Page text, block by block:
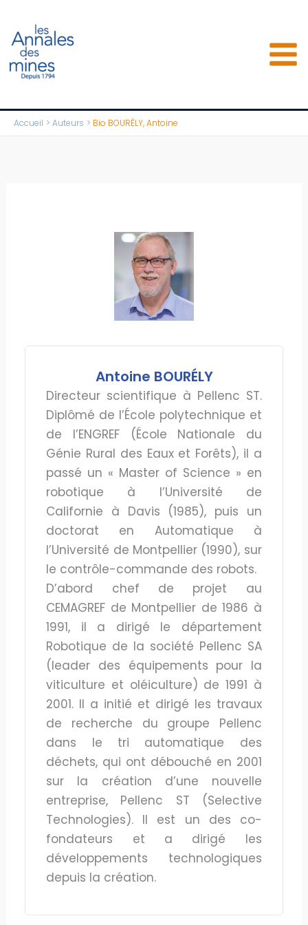
contenu
Accueil Auteurs Bio BOURÉLY, Antoine
Antoine BOURÉLY
Directeur scientifique à Pellenc ST.
Diplômé de l’École polytechnique et
de l’ENGREF (École Nationale du
Génie Rural des Eaux et Forêts), il a
passé un « Master of Science » en
robotique à l’Université de
Californie à Davis (1985), puis un
doctorat en Automatique à
l’Université de Montpellier (1990), sur
le contrôle-commande des robots.
D’abord chef de projet au
CEMAGREF de Montpellier de 1986 à
1991, il a dirigé le département
Robotique de la société Pellenc SA
(leader des équipements pour la
viticulture et oléiculture) de 1991 à
2001. Il a initié et dirigé les travaux
de recherche du groupe Pellenc
dans le tri automatique des
déchets, qui ont débouché en 2001
sur la création d’une nouvelle
entreprise, Pellenc ST (Selective
Technologies). Il est un des co-
fondateurs et a dirigé les
développements technologiques
depuis la création.